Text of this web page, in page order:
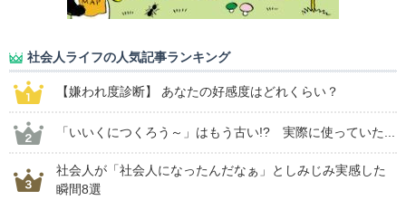
社会人ライフの人気記事ランキング
【嫌われ度診断】 あなたの好感度はどれくらい？
「いいくにつくろう～」はもう古い!? 実際に使っていた...
社会人が「社会人になったんだなぁ」としみじみ実感した
瞬間8選